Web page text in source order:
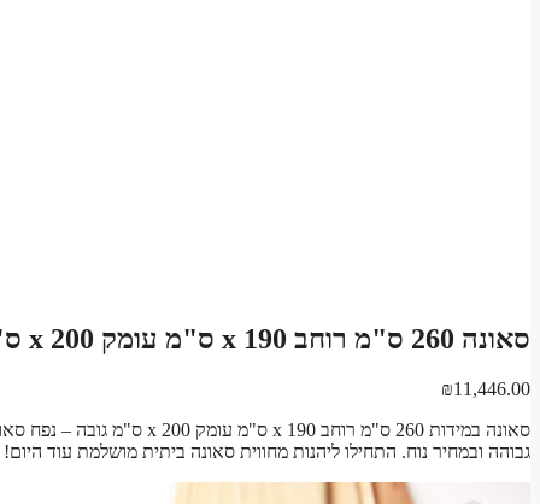
סאונה 260 ס"מ רוחב x 190 ס"מ עומק x 200 ס"מ גובה חלקים להרכבת סאונה יבשה קלאסית
₪11,446.00
גבוהה ובמחיר נוח. התחילו ליהנות מחווית סאונה ביתית מושלמת עוד היום!